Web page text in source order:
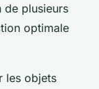
de plusieurs
optimale
les objets